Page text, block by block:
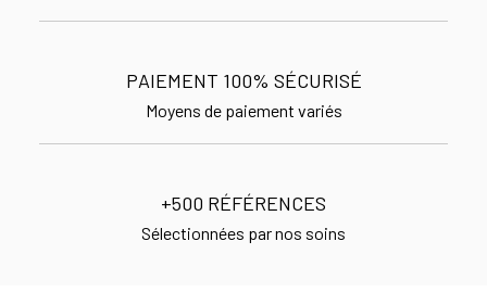
PAIEMENT 100% SÉCURISÉ
Moyens de paiement variés
+500 RÉFÉRENCES
Sélectionnées par nos soins